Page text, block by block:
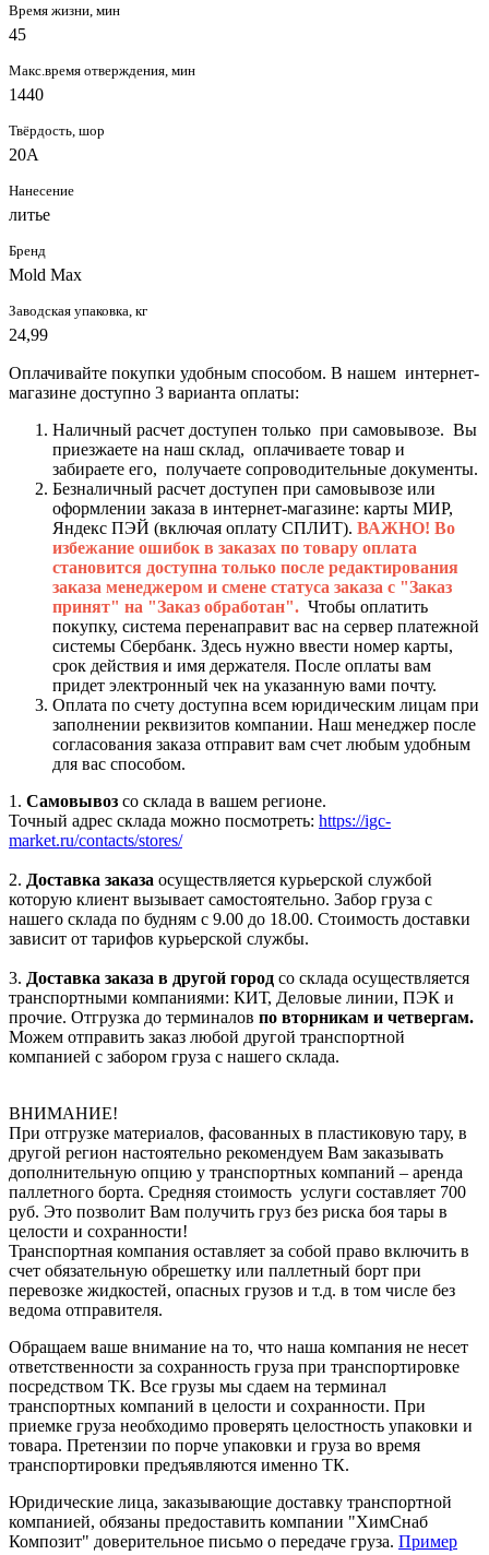
Время жизни, мин
45
Макс.время отверждения, мин
1440
Твёрдость, шор
20А
Нанесение
литье
Бренд
Mold Max
Заводская упаковка, кг
24,99
Оплачивайте покупки удобным способом. В нашем интернет-
магазине доступно 3 варианта оплаты:
Наличный расчет доступен только при самовывозе. Вы
приезжаете на наш склад, оплачиваете товар и
забираете его, получаете сопроводительные документы.
Безналичный расчет доступен при самовывозе или
оформлении заказа в интернет-магазине: карты МИР,
Яндекс ПЭЙ (включая оплату СПЛИТ). ВАЖНО! Во
избежание ошибок в заказах по товару оплата
становится доступна только после редактирования
заказа менеджером и смене статуса заказа с "Заказ
принят" на "Заказ обработан". Чтобы оплатить
покупку, система перенаправит вас на сервер платежной
системы Сбербанк. Здесь нужно ввести номер карты,
срок действия и имя держателя. После оплаты вам
придет электронный чек на указанную вами почту.
Оплата по счету доступна всем юридическим лицам при
заполнении реквизитов компании. Наш менеджер после
согласования заказа отправит вам счет любым удобным
для вас способом.
1. Самовывоз со склада в вашем регионе.
Точный адрес склада можно посмотреть: https://igc-
market.ru/contacts/stores/
2. Доставка заказа осуществляется курьерской службой
которую клиент вызывает самостоятельно. Забор груза с
нашего склада по будням с 9.00 до 18.00. Стоимость доставки
зависит от тарифов курьерской службы.
3. Доставка заказа в другой город со склада осуществляется
транспортными компаниями: КИТ, Деловые линии, ПЭК и
прочие. Отгрузка до терминалов по вторникам и четвергам.
Можем отправить заказ любой другой транспортной
компанией с забором груза с нашего склада.
ВНИМАНИЕ!
При отгрузке материалов, фасованных в пластиковую тару, в
другой регион настоятельно рекомендуем Вам заказывать
дополнительную опцию у транспортных компаний – аренда
паллетного борта. Средняя стоимость услуги составляет 700
руб. Это позволит Вам получить груз без риска боя тары в
целости и сохранности!
Транспортная компания оставляет за собой право включить в
счет обязательную обрешетку или паллетный борт при
перевозке жидкостей, опасных грузов и т.д. в том числе без
ведома отправителя.
Обращаем ваше внимание на то, что наша компания не несет
ответственности за сохранность груза при транспортировке
посредством ТК. Все грузы мы сдаем на терминал
транспортных компаний в целости и сохранности. При
приемке груза необходимо проверять целостность упаковки и
товара. Претензии по порче упаковки и груза во время
транспортировки предъявляются именно ТК.
Юридические лица, заказывающие доставку транспортной
компанией, обязаны предоставить компании "ХимСнаб
Композит" доверительное письмо о передаче груза. Пример